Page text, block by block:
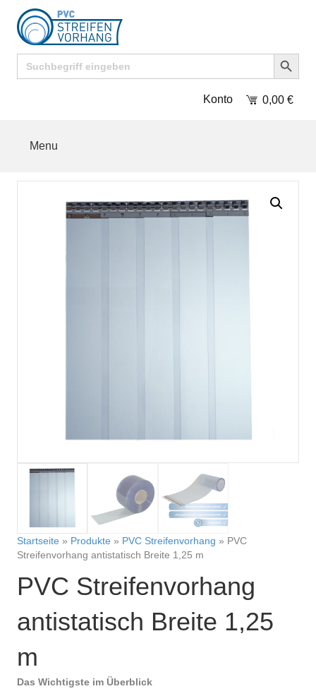
Search
for:
Search Button
Konto 0,00 €
Menu
Startseite » Produkte » PVC Streifenvorhang » PVC
Streifenvorhang antistatisch Breite 1,25 m
PVC Streifenvorhang
antistatisch Breite 1,25
m
Das Wichtigste im Überblick